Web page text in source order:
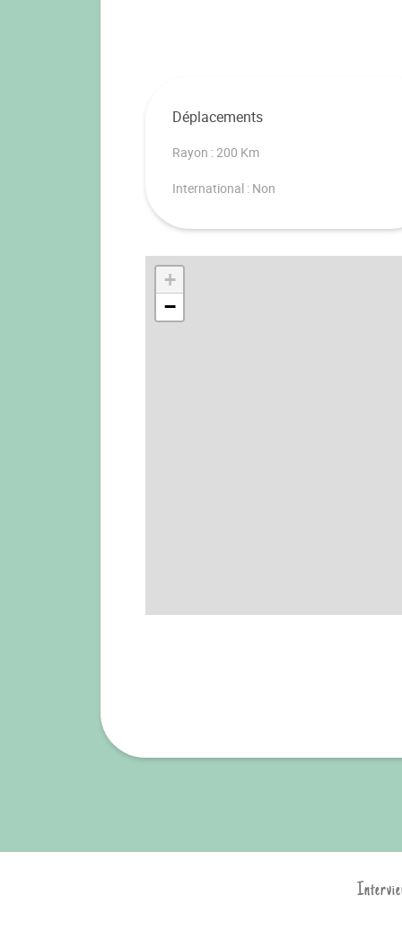
Déplacements
Rayon : 200 Km
International : Non
+
−